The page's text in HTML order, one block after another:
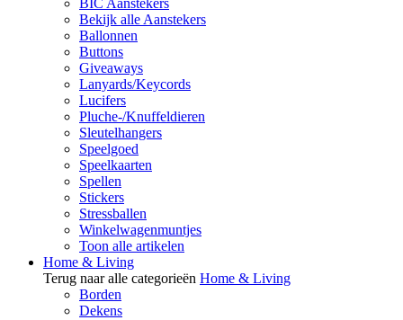
BIC Aanstekers
Bekijk alle Aanstekers
Ballonnen
Buttons
Giveaways
Lanyards/Keycords
Lucifers
Pluche-/Knuffeldieren
Sleutelhangers
Speelgoed
Speelkaarten
Spellen
Stickers
Stressballen
Winkelwagenmuntjes
Toon alle artikelen
Home & Living
Terug naar alle categorieën Home & Living
Borden
Dekens